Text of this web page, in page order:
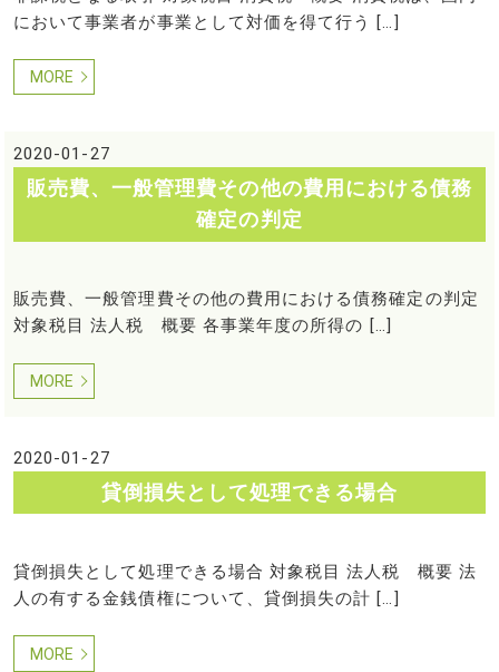
において事業者が事業として対価を得て行う […]
MORE
2020-01-27
販売費、一般管理費その他の費用における債務
確定の判定
販売費、一般管理費その他の費用における債務確定の判定
対象税目 法人税 概要 各事業年度の所得の […]
MORE
2020-01-27
貸倒損失として処理できる場合
貸倒損失として処理できる場合 対象税目 法人税 概要 法
人の有する金銭債権について、貸倒損失の計 […]
MORE